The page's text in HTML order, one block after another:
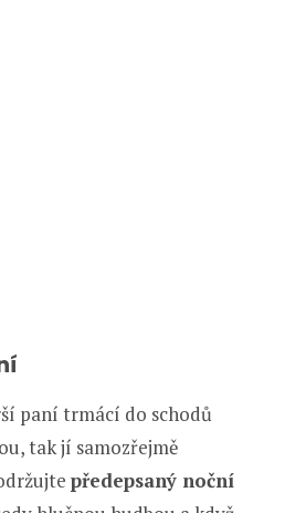
paní trmácí do schodů
tak jí samozřejmě
předepsaný noční